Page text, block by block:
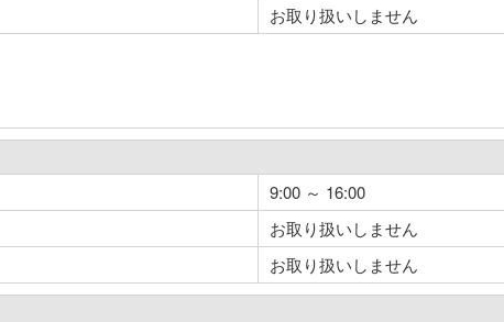
お取り扱いしません
9:00 ～ 16:00
お取り扱いしません
お取り扱いしません